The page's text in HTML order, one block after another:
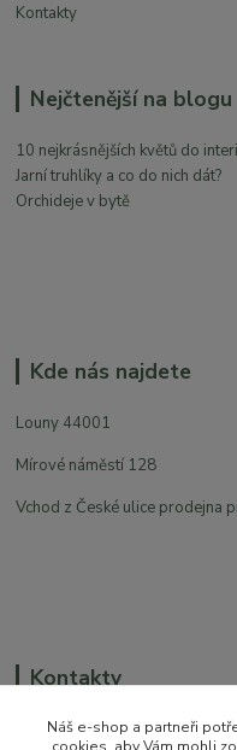
Kontakty
Nejčtenější na blogu
10 nejkrásnějších květů do
Jarní truhlíky a co do nich dát?
Orchideje v bytě
Kde nás najdete
Louny 44001
Mírové náměstí 128
Vchod z České ulice prodejna
Kontakty
Náš e-shop a partneři